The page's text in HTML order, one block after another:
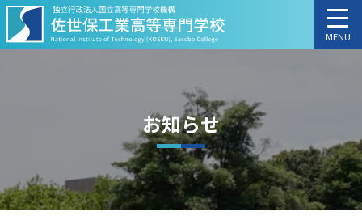
MENU
お知らせ